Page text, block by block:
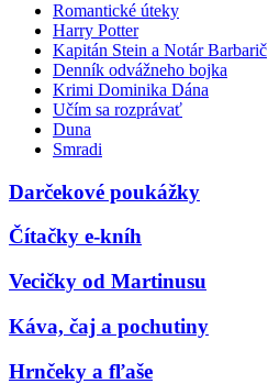
Romantické úteky
Harry Potter
Kapitán Stein a Notár Barbarič
Denník odvážneho bojka
Krimi Dominika Dána
Učím sa rozprávať
Duna
Smradi
Darčekové poukážky
Čítačky e-kníh
Vecičky od Martinusu
Káva, čaj a pochutiny
Hrnčeky a fľaše